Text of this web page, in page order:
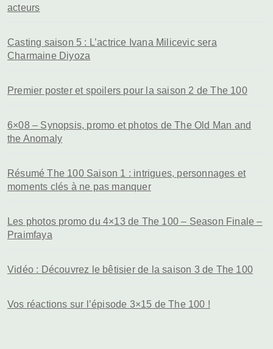
acteurs
Casting saison 5 : L’actrice Ivana Milicevic sera
Charmaine Diyoza
Premier poster et spoilers pour la saison 2 de The 100
6×08 – Synopsis, promo et photos de The Old Man and
the Anomaly
Résumé The 100 Saison 1 : intrigues, personnages et
moments clés à ne pas manquer
Les photos promo du 4×13 de The 100 – Season Finale –
Praimfaya
Vidéo : Découvrez le bêtisier de la saison 3 de The 100
Vos réactions sur l’épisode 3×15 de The 100 !